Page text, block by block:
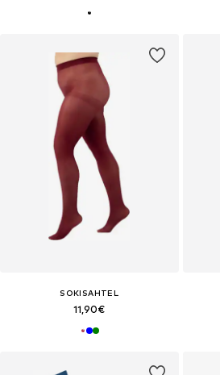
SOKISAHTEL
11,90€